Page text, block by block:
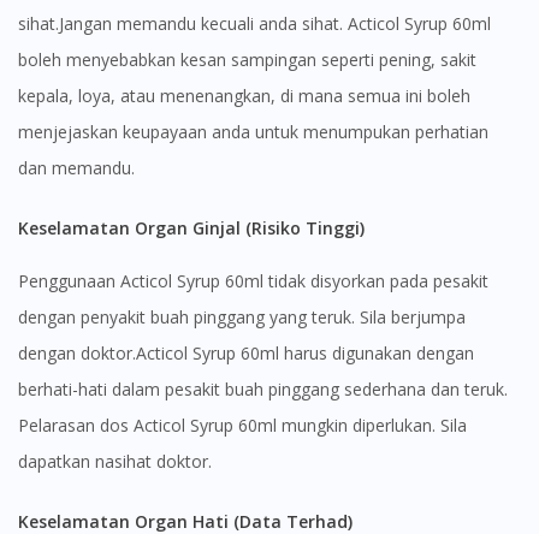
No, please do not redirect me
sihat.Jangan memandu kecuali anda sihat. Acticol Syrup 60ml
boleh menyebabkan kesan sampingan seperti pening, sakit
kepala, loya, atau menenangkan, di mana semua ini boleh
menjejaskan keupayaan anda untuk menumpukan perhatian
dan memandu.
Keselamatan Organ Ginjal (Risiko Tinggi)
Penggunaan Acticol Syrup 60ml tidak disyorkan pada pesakit
dengan penyakit buah pinggang yang teruk. Sila berjumpa
dengan doktor.Acticol Syrup 60ml harus digunakan dengan
berhati-hati dalam pesakit buah pinggang sederhana dan teruk.
Pelarasan dos Acticol Syrup 60ml mungkin diperlukan. Sila
dapatkan nasihat doktor.
Keselamatan Organ Hati (Data Terhad)